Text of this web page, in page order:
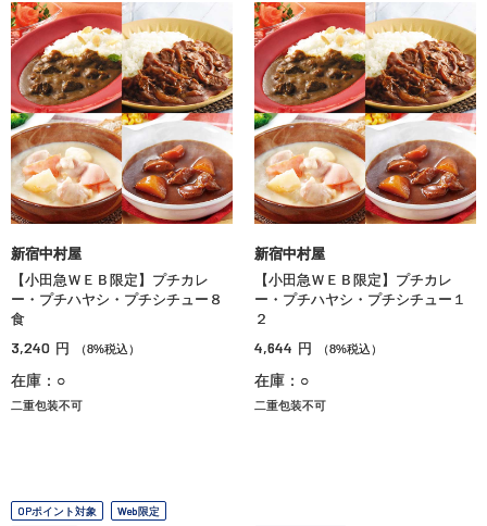
新宿中村屋
【小田急ＷＥＢ限定】プチカレ
ー・プチハヤシ・プチシチュー８
食
3,240 円 （8%税込）
在庫：○
二重包装不可
新宿中村屋
【小田急ＷＥＢ限定】プチカレ
ー・プチハヤシ・プチシチュー１
２
4,644 円 （8%税込）
在庫：○
二重包装不可
OPポイント対象
Web限定